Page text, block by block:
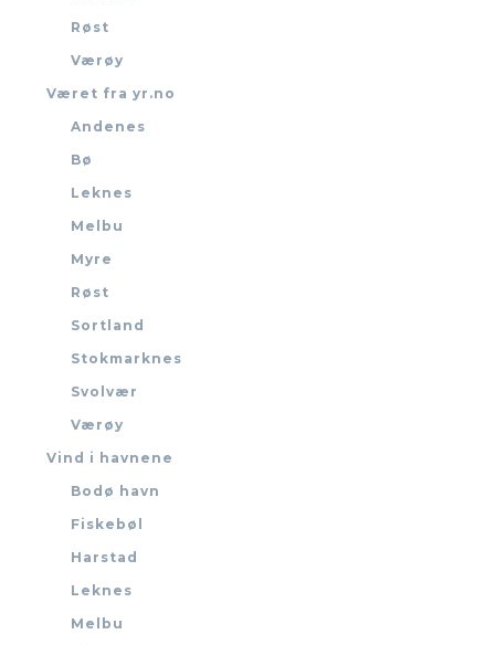
Røst
Værøy
Været fra yr.no
Andenes
Bø
Leknes
Melbu
Myre
Røst
Sortland
Stokmarknes
Svolvær
Værøy
Vind i havnene
Bodø havn
Fiskebøl
Harstad
Leknes
Melbu